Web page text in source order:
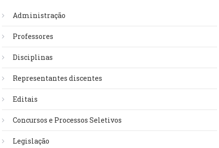
Administração
Professores
Disciplinas
Representantes discentes
Editais
Concursos e Processos Seletivos
Legislação